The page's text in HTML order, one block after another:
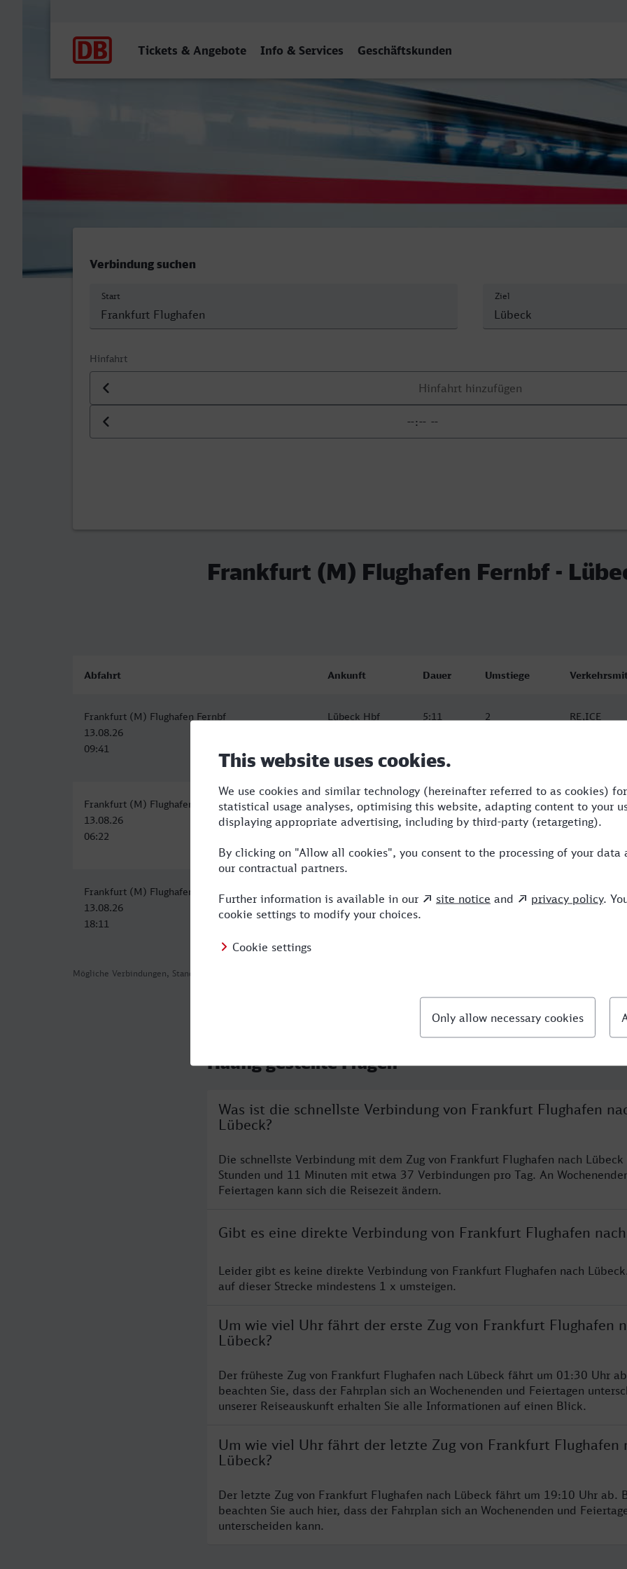
Tickets & Angebote Info & Services Geschäftskunden
Frankfurt (M) Flughafen Fernbf - Lübeck Hbf
Verbindung suchen
Start Ziel
Hinfahrt
Datum der Hinfahrt
Uhrzeit der Hinfahrt
Frankfurt (M) Flughafen Fernbf -
Mögliche Verbindungen, Stand: 2026-07-30 08:45
Abfahrt Ankunft Dauer Umstiege
Frankfurt (M) Flughafen Fernbf
13.08.26
09:41
Lübeck Hbf
5:11 2 RE,ICE
Frankfurt (M) Flughafen Regionalbf
13.08.26
06:22
Lübeck Hbf
13.08.26
5:30 2 VLX,RE,ICE
Frankfurt (M) Flughafen Fernbf
13.08.26
18:11
14.08.26
00:24
Häufig gestellte Fragen
Was ist die schnellste Verbindung von Frankfurt Flughafen
Lübeck?
Die schnellste Verbindung mit dem Zug von Frankfurt Flughafen nach
Stunden und 11 Minuten mit etwa 37 Verbindungen pro Tag. An
Feiertagen kann sich die Reisezeit ändern.
Gibt es eine direkte Verbindung von Frankfurt Flughafen
Leider gibt es keine direkte Verbindung von Frankfurt Flughafen nach
auf dieser Strecke mindestens 1 x umsteigen.
Um wie viel Uhr fährt der erste Zug von Frankfurt Flughafen
Lübeck?
Der früheste Zug von Frankfurt Flughafen nach Lübeck fährt um 01:30 Uhr
beachten Sie, dass der Fahrplan sich an Wochenenden und Feiertagen
unserer Reiseauskunft erhalten Sie alle Informationen auf einen Blick.
Um wie viel Uhr fährt der letzte Zug von Frankfurt Flughafen
Lübeck?
Der letzte Zug von Frankfurt Flughafen nach Lübeck fährt um 19:10 Uhr ab.
beachten Sie auch hier, dass der Fahrplan sich an Wochenenden und
unterscheiden kann.